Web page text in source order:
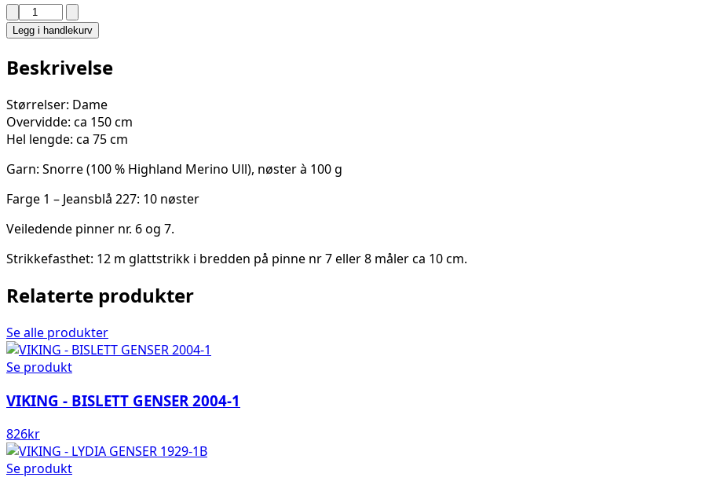
ELLISIV
PONSJO
2402-
21
antall
Legg i handlekurv
Beskrivelse
Størrelser: Dame
Overvidde: ca 150 cm
Hel lengde: ca 75 cm
Garn: Snorre (100 % Highland Merino Ull), nøster à 100 g
Farge 1 – Jeansblå 227: 10 nøster
Veiledende pinner nr. 6 og 7.
Strikkefasthet: 12 m glattstrikk i bredden på pinne nr 7 eller 8 måler ca 10 cm.
Relaterte produkter
Se alle produkter
Se produkt
VIKING - BISLETT GENSER 2004-1
826kr
Se produkt